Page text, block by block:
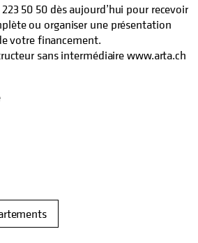
50 50 dès aujourd’hui pour recevoir
ou organiser une présentation
votre financement.
sans intermédiaire www.arta.ch